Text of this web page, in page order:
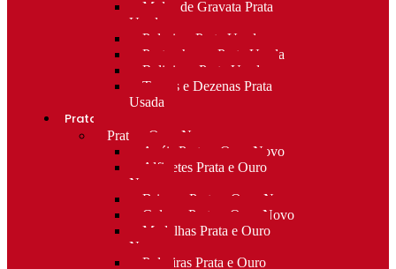
Molas de Gravata Prata
Usada
Pulseiras Prata Usada
Porta-chaves Prata Usada
Religioso Prata Usada
Terços e Dezenas Prata
Usada
Prata e ouro
Prata e Ouro Novo
Anéis Prata e Ouro Novo
Alfinetes Prata e Ouro
Novo
Brincos Prata e Ouro Novo
Colares Prata e Ouro Novo
Medalhas Prata e Ouro
Novo
Pulseiras Prata e Ouro